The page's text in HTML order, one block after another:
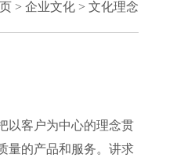
> 企业文化 > 文化理念
客户为中心的理念贯
量的产品和服务。讲求